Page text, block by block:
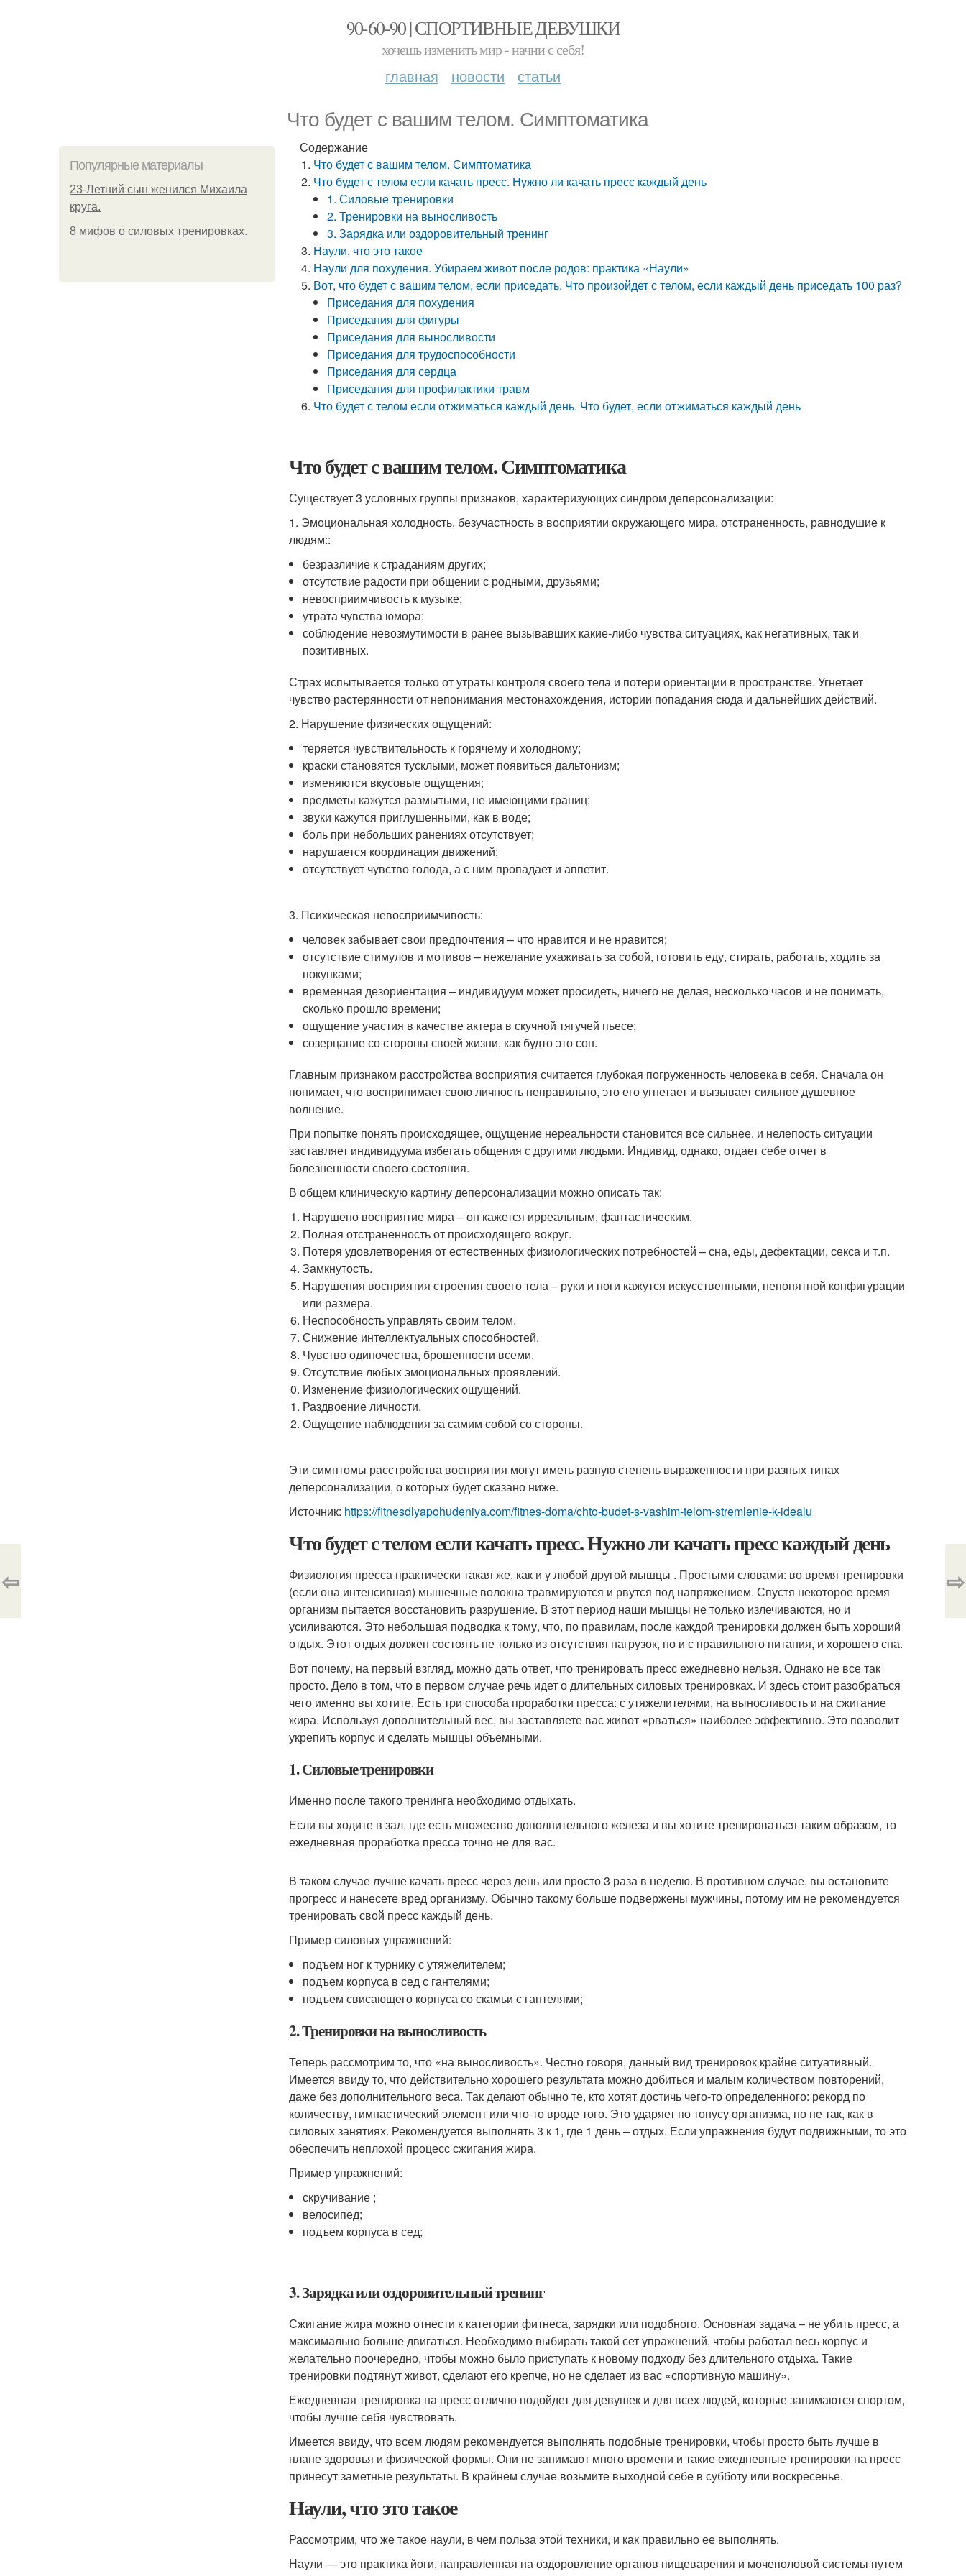
90-60-90 | СПОРТИВНЫЕ ДЕВУШКИ
хочешь изменить мир - начни с себя!
главная новости статьи
Что будет с вашим телом. Симптоматика
Популярные материалы
23-Летний сын женился Михаила
круга.
8 мифов о силовых тренировках.
Содержание
Что будет с вашим телом. Симптоматика
Что будет с телом если качать пресс. Нужно ли качать пресс каждый день
1. Силовые тренировки
2. Тренировки на выносливость
3. Зарядка или оздоровительный тренинг
Наули, что это такое
Наули для похудения. Убираем живот после родов: практика «Наули»
Вот, что будет с вашим телом, если приседать. Что произойдет с телом, если каждый день приседать 100 раз?
Приседания для похудения
Приседания для фигуры
Приседания для выносливости
Приседания для трудоспособности
Приседания для сердца
Приседания для профилактики травм
Что будет с телом если отжиматься каждый день. Что будет, если отжиматься каждый день
Что будет с вашим телом. Симптоматика
Существует 3 условных группы признаков, характеризующих синдром деперсонализации:
1. Эмоциональная холодность, безучастность в восприятии окружающего мира, отстраненность, равнодушие к
людям::
безразличие к страданиям других;
отсутствие радости при общении с родными, друзьями;
невосприимчивость к музыке;
утрата чувства юмора;
соблюдение невозмутимости в ранее вызывавших какие-либо чувства ситуациях, как негативных, так и
позитивных.
Страх испытывается только от утраты контроля своего тела и потери ориентации в пространстве. Угнетает
чувство растерянности от непонимания местонахождения, истории попадания сюда и дальнейших действий.
2. Нарушение физических ощущений:
теряется чувствительность к горячему и холодному;
краски становятся тусклыми, может появиться дальтонизм;
изменяются вкусовые ощущения;
предметы кажутся размытыми, не имеющими границ;
звуки кажутся приглушенными, как в воде;
боль при небольших ранениях отсутствует;
нарушается координация движений;
отсутствует чувство голода, а с ним пропадает и аппетит.
3. Психическая невосприимчивость:
человек забывает свои предпочтения – что нравится и не нравится;
отсутствие стимулов и мотивов – нежелание ухаживать за собой, готовить еду, стирать, работать, ходить за
покупками;
временная дезориентация – индивидуум может просидеть, ничего не делая, несколько часов и не понимать,
сколько прошло времени;
ощущение участия в качестве актера в скучной тягучей пьесе;
созерцание со стороны своей жизни, как будто это сон.
Главным признаком расстройства восприятия считается глубокая погруженность человека в себя. Сначала он
понимает, что воспринимает свою личность неправильно, это его угнетает и вызывает сильное душевное
волнение.
При попытке понять происходящее, ощущение нереальности становится все сильнее, и нелепость ситуации
заставляет индивидуума избегать общения с другими людьми. Индивид, однако, отдает себе отчет в
болезненности своего состояния.
В общем клиническую картину деперсонализации можно описать так:
Нарушено восприятие мира – он кажется ирреальным, фантастическим.
Полная отстраненность от происходящего вокруг.
Потеря удовлетворения от естественных физиологических потребностей – сна, еды, дефектации, секса и т.п.
Замкнутость.
Нарушения восприятия строения своего тела – руки и ноги кажутся искусственными, непонятной конфигурации
или размера.
Неспособность управлять своим телом.
Снижение интеллектуальных способностей.
Чувство одиночества, брошенности всеми.
Отсутствие любых эмоциональных проявлений.
Изменение физиологических ощущений.
Раздвоение личности.
Ощущение наблюдения за самим собой со стороны.
Эти симптомы расстройства восприятия могут иметь разную степень выраженности при разных типах
деперсонализации, о которых будет сказано ниже.
Источник: https://fitnesdlyapohudeniya.com/fitnes-doma/chto-budet-s-vashim-telom-stremlenie-k-idealu
Что будет с телом если качать пресс. Нужно ли качать пресс каждый день
Физиология пресса практически такая же, как и у любой другой мышцы . Простыми словами: во время тренировки
(если она интенсивная) мышечные волокна травмируются и рвутся под напряжением. Спустя некоторое время
организм пытается восстановить разрушение. В этот период наши мышцы не только излечиваются, но и
усиливаются. Это небольшая подводка к тому, что, по правилам, после каждой тренировки должен быть хороший
отдых. Этот отдых должен состоять не только из отсутствия нагрузок, но и с правильного питания, и хорошего сна.
Вот почему, на первый взгляд, можно дать ответ, что тренировать пресс ежедневно нельзя. Однако не все так
просто. Дело в том, что в первом случае речь идет о длительных силовых тренировках. И здесь стоит разобраться
чего именно вы хотите. Есть три способа проработки пресса: с утяжелителями, на выносливость и на сжигание
жира. Используя дополнительный вес, вы заставляете вас живот «рваться» наиболее эффективно. Это позволит
укрепить корпус и сделать мышцы объемными.
1. Силовые тренировки
Именно после такого тренинга необходимо отдыхать.
Если вы ходите в зал, где есть множество дополнительного железа и вы хотите тренироваться таким образом, то
ежедневная проработка пресса точно не для вас.
В таком случае лучше качать пресс через день или просто 3 раза в неделю. В противном случае, вы остановите
прогресс и нанесете вред организму. Обычно такому больше подвержены мужчины, потому им не рекомендуется
тренировать свой пресс каждый день.
Пример силовых упражнений:
подъем ног к турнику с утяжелителем;
подъем корпуса в сед с гантелями;
подъем свисающего корпуса со скамьи с гантелями;
2. Тренировки на выносливость
Теперь рассмотрим то, что «на выносливость». Честно говоря, данный вид тренировок крайне ситуативный.
Имеется ввиду то, что действительно хорошего результата можно добиться и малым количеством повторений,
даже без дополнительного веса. Так делают обычно те, кто хотят достичь чего-то определенного: рекорд по
количеству, гимнастический элемент или что-то вроде того. Это ударяет по тонусу организма, но не так, как в
силовых занятиях. Рекомендуется выполнять 3 к 1, где 1 день – отдых. Если упражнения будут подвижными, то это
обеспечить неплохой процесс сжигания жира.
Пример упражнений:
скручивание ;
велосипед;
подъем корпуса в сед;
3. Зарядка или оздоровительный тренинг
Сжигание жира можно отнести к категории фитнеса, зарядки или подобного. Основная задача – не убить пресс, а
максимально больше двигаться. Необходимо выбирать такой сет упражнений, чтобы работал весь корпус и
желательно поочередно, чтобы можно было приступать к новому подходу без длительного отдыха. Такие
тренировки подтянут живот, сделают его крепче, но не сделает из вас «спортивную машину».
Ежедневная тренировка на пресс отлично подойдет для девушек и для всех людей, которые занимаются спортом,
чтобы лучше себя чувствовать.
Имеется ввиду, что всем людям рекомендуется выполнять подобные тренировки, чтобы просто быть лучше в
плане здоровья и физической формы. Они не занимают много времени и такие ежедневные тренировки на пресс
принесут заметные результаты. В крайнем случае возьмите выходной себе в субботу или воскресенье.
Наули, что это такое
Рассмотрим, что же такое наули, в чем польза этой техники, и как правильно ее выполнять.
Наули — это практика йоги, направленная на оздоровление органов пищеварения и мочеполовой системы путем
⇦ ⇨